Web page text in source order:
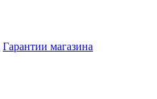
Гарантии магазина